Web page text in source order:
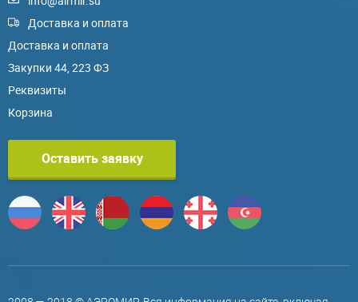
Доставка и оплата
Доставка и оплата
Закупки 44, 223 ФЗ
Реквизиты
Корзина
Оставить заявку